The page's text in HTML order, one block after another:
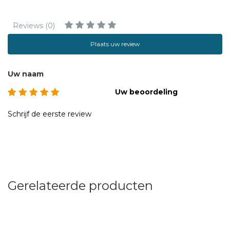
Reviews (0)
Plaats uw review
Uw naam
Uw beoordeling
Schrijf de eerste review
Gerelateerde producten